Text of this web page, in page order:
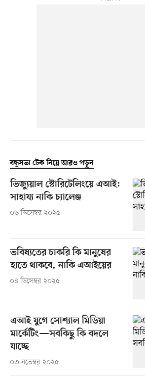
বন্ধুসভা টেক নিয়ে আরও পড়ুন
ভিজ্যুয়াল স্টোরিটেলিংয়ে এআই:
সাহায্য নাকি চ্যালেঞ্জ
০৬ ডিসেম্বর ২০২৫
ভবিষ্যতের চাকরি কি মানুষের
হাতে থাকবে, নাকি এআইয়ের
০৪ ডিসেম্বর ২০২৫
এআই যুগে সোশ্যাল মিডিয়া
মার্কেটিং—সবকিছু কি বদলে
যাচ্ছে
০৩ নভেম্বর ২০২৫